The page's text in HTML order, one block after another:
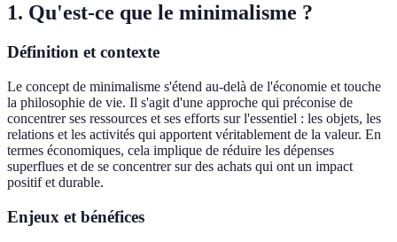
1. Qu'est-ce que le minimalisme ?
Définition et contexte
Le concept de minimalisme s'étend au-delà de l'économie et touche
la philosophie de vie. Il s'agit d'une approche qui préconise de
concentrer ses ressources et ses efforts sur l'essentiel : les objets, les
relations et les activités qui apportent véritablement de la valeur. En
termes économiques, cela implique de réduire les dépenses
superflues et de se concentrer sur des achats qui ont un impact
positif et durable.
Enjeux et bénéfices